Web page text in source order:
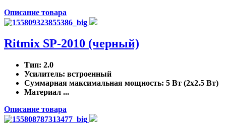
Описание товара
Ritmix SP-2010 (черный)
Тип: 2.0
Усилитель: встроенный
Суммарная максимальная мощность: 5 Вт (2x2.5 Вт)
Материал ...
Описание товара